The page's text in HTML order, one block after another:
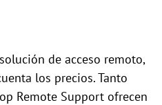
de acceso remoto,
los precios. Tanto
Remote Support ofrecen